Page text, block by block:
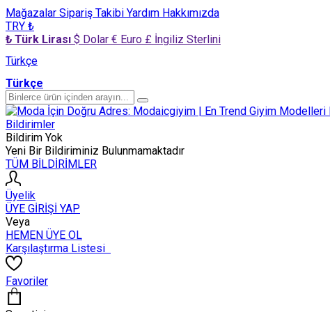
Mağazalar Sipariş Takibi Yardım Hakkımızda
TRY ₺
₺ Türk Lirası $ Dolar € Euro £ İngiliz Sterlini
Türkçe
Türkçe
Bildirimler
Bildirim Yok
Yeni Bir Bildiriminiz Bulunmamaktadır
TÜM BİLDİRİMLER
Üyelik
ÜYE GİRİŞİ YAP
Veya
HEMEN ÜYE OL
Karşılaştırma Listesi
Favoriler